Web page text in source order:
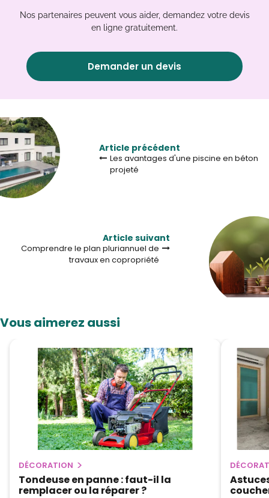
Nos partenaires peuvent vous aider, demandez votre devis
en ligne gratuitement.
Demander un devis
Article précédent
Les avantages d'une piscine en béton
projeté
Article suivant
Comprendre le plan pluriannuel de
travaux en copropriété
Vous aimerez aussi
DÉCORATION
Tondeuse en panne : faut-il la
remplacer ou la réparer ?